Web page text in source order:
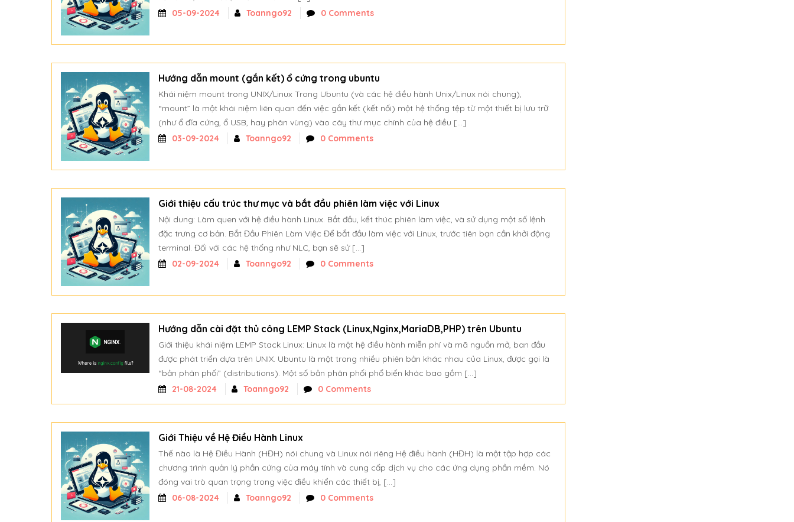
05-09-2024
Toanngo92 0 Comments
Hướng dẫn mount (gắn kết) ổ cứng trong ubuntu
Khái niệm mount trong UNIX/Linux Trong Ubuntu (và các hệ điều hành Unix/Linux nói chung),
“mount” là một khái niệm liên quan đến việc gắn kết (kết nối) một hệ thống tệp từ một thiết bị lưu trữ
(như ổ đĩa cứng, ổ USB, hay phân vùng) vào cây thư mục chính của hệ điều […]
03-09-2024
Toanngo92 0 Comments
Giới thiệu cấu trúc thư mục và bắt đầu phiên làm việc với Linux
Nội dung: Làm quen với hệ điều hành Linux. Bắt đầu, kết thúc phiên làm việc, và sử dụng một số lệnh
đặc trưng cơ bản. Bắt Đầu Phiên Làm Việc Để bắt đầu làm việc với Linux, trước tiên bạn cần khởi động
terminal. Đối với các hệ thống như NLC, bạn sẽ sử […]
02-09-2024
Toanngo92 0 Comments
Hướng dẫn cài đặt thủ công LEMP Stack (Linux,Nginx,MariaDB,PHP) trên Ubuntu
Giới thiệu khái niệm LEMP Stack Linux: Linux là một hệ điều hành miễn phí và mã nguồn mở, ban đầu
được phát triển dựa trên UNIX. Ubuntu là một trong nhiều phiên bản khác nhau của Linux, được gọi là
“bản phân phối” (distributions). Một số bản phân phối phổ biến khác bao gồm […]
21-08-2024
Toanngo92 0 Comments
Giới Thiệu về Hệ Điều Hành Linux
Thế nào là Hệ Điều Hành (HĐH) nói chung và Linux nói riêng Hệ điều hành (HĐH) là một tập hợp các
chương trình quản lý phần cứng của máy tính và cung cấp dịch vụ cho các ứng dụng phần mềm. Nó
đóng vai trò quan trọng trong việc điều khiển các thiết bị, […]
06-08-2024
Toanngo92 0 Comments